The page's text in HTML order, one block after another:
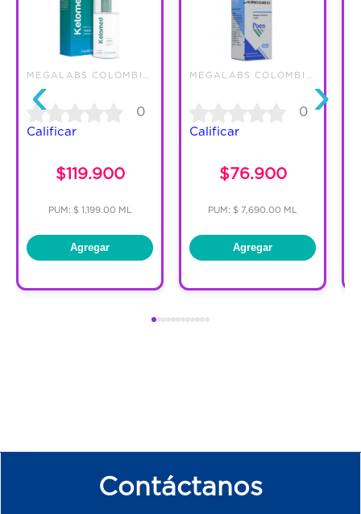
‹ 0
Calificar
$119.900
PUM: $ 1,199.00 ML
Agregar
0
Calificar
$76.900
PUM: $ 7,690.00 ML
Agregar
›
Contáctanos